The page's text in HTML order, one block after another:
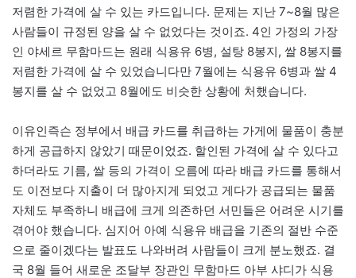
저렴한 가격에 살 수 있는 카드입니다. 문제는 지난 7~8월 많은
사람들이 규정된 양을 살 수 없었다는 것이죠. 4인 가정의 가장
인 야세르 무함마드는 원래 식용유 6병, 설탕 8봉지, 쌀 8봉지를
저렴한 가격에 살 수 있었습니다만 7월에는 식용유 6병과 쌀 4
봉지를 살 수 없었고 8월에도 비슷한 상황에 처했습니다.
이유인즉슨 정부에서 배급 카드를 취급하는 가게에 물품이 충분
하게 공급하지 않았기 때문이었죠. 할인된 가격에 살 수 있다고
하더라도 기름, 쌀 등의 가격이 오름에 따라 배급 카드를 통해서
도 이전보다 지출이 더 많아지게 되었고 게다가 공급되는 물품
자체도 부족하니 배급에 크게 의존하던 서민들은 어려운 시기를
겪어야 했습니다. 심지어 아예 식용유 배급을 기존의 절반 수준
으로 줄이겠다는 발표도 나와버려 사람들이 크게 분노했죠. 결
국 8월 들어 새로운 조달부 장관인 무함마드 아부 샤디가 식용